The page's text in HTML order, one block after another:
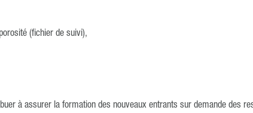
(fichier de suivi),
à assurer la formation des nouveaux entrants sur demande des